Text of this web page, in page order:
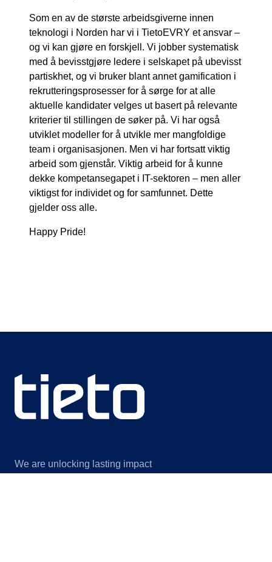
Som en av de største arbeidsgiverne innen
teknologi i Norden har vi i TietoEVRY et ansvar –
og vi kan gjøre en forskjell. Vi jobber systematisk
med å bevisstgjøre ledere i selskapet på ubevisst
partiskhet, og vi bruker blant annet gamification i
rekrutteringsprosesser for å sørge for at alle
aktuelle kandidater velges ut basert på relevante
kriterier til stillingen de søker på. Vi har også
utviklet modeller for å utvikle mer mangfoldige
team i organisasjonen. Men vi har fortsatt viktig
arbeid som gjenstår. Viktig arbeid for å kunne
dekke kompetansegapet i IT-sektoren – men aller
viktigst for individet og for samfunnet. Dette
gjelder oss alle.
Happy Pride!
We are unlocking lasting impact